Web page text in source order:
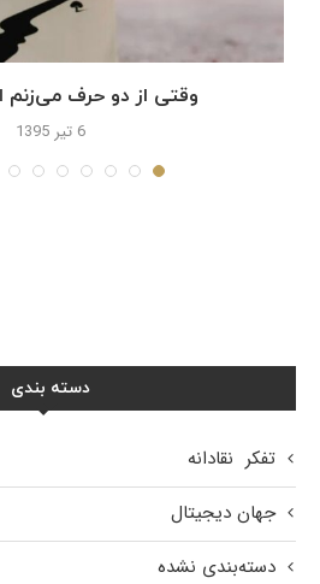
وقتی از دو حرف می‌زنم
6 تیر 1395
دسته بندی
تفکر نقادانه
جهان دیجیتال
دسته‌بندی نشده